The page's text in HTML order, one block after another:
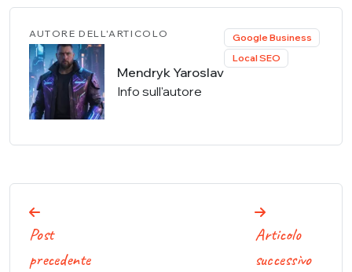
AUTORE DELL'ARTICOLO
Mendryk Yaroslav
Info sull'autore
Google Business
Local SEO
Navigazione
articoli
Post
precedente
Articolo
successivo